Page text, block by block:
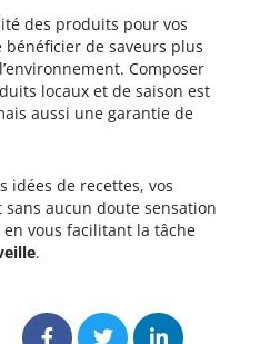
des produits pour vos
de saveurs plus
Composer
locaux et de saison est
aussi une garantie de
idées de recettes, vos
sans aucun doute sensation
vous facilitant la tâche
.